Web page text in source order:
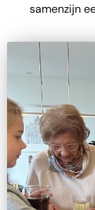
samenzijn